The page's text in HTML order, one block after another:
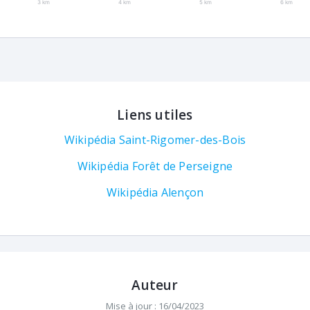
3 km 4 km 5 km 6 km
Liens utiles
Wikipédia Saint-Rigomer-des-Bois
Wikipédia Forêt de Perseigne
Wikipédia Alençon
Auteur
Mise à jour : 16/04/2023